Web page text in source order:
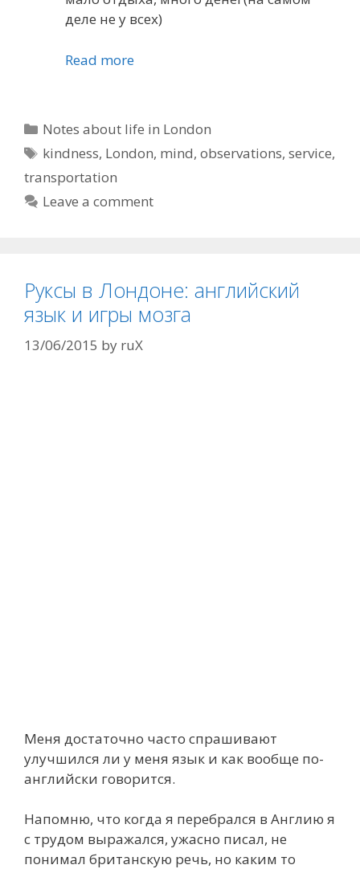
деле не у всех)
Read more
Categories
Notes about life in London
Tags
kindness, London, mind,observations,service,
transportation
Leave a comment
Руксы в Лондоне: английский
язык и игры мозга
13/06/2015 by ruX
Меня достаточно часто спрашивают
улучшился ли у меня язык и как вообще по-
английски говорится.
Напомню, что когда я перебрался в Англию я
с трудом выражался, ужасно писал, не
понимал британскую речь, но каким то